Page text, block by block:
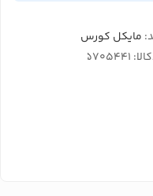
مایکل کورس